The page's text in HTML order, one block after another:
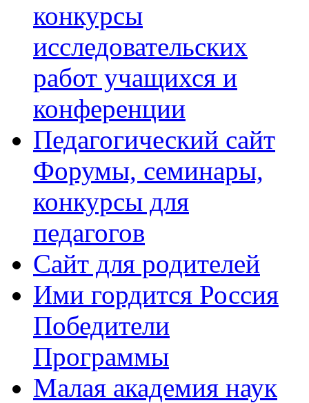
конкурсы
исследовательских
работ учащихся и
конференции
Педагогический сайт
Форумы, семинары,
конкурсы для
педагогов
Сайт для родителей
Ими гордится Россия
Победители
Программы
Малая академия наук